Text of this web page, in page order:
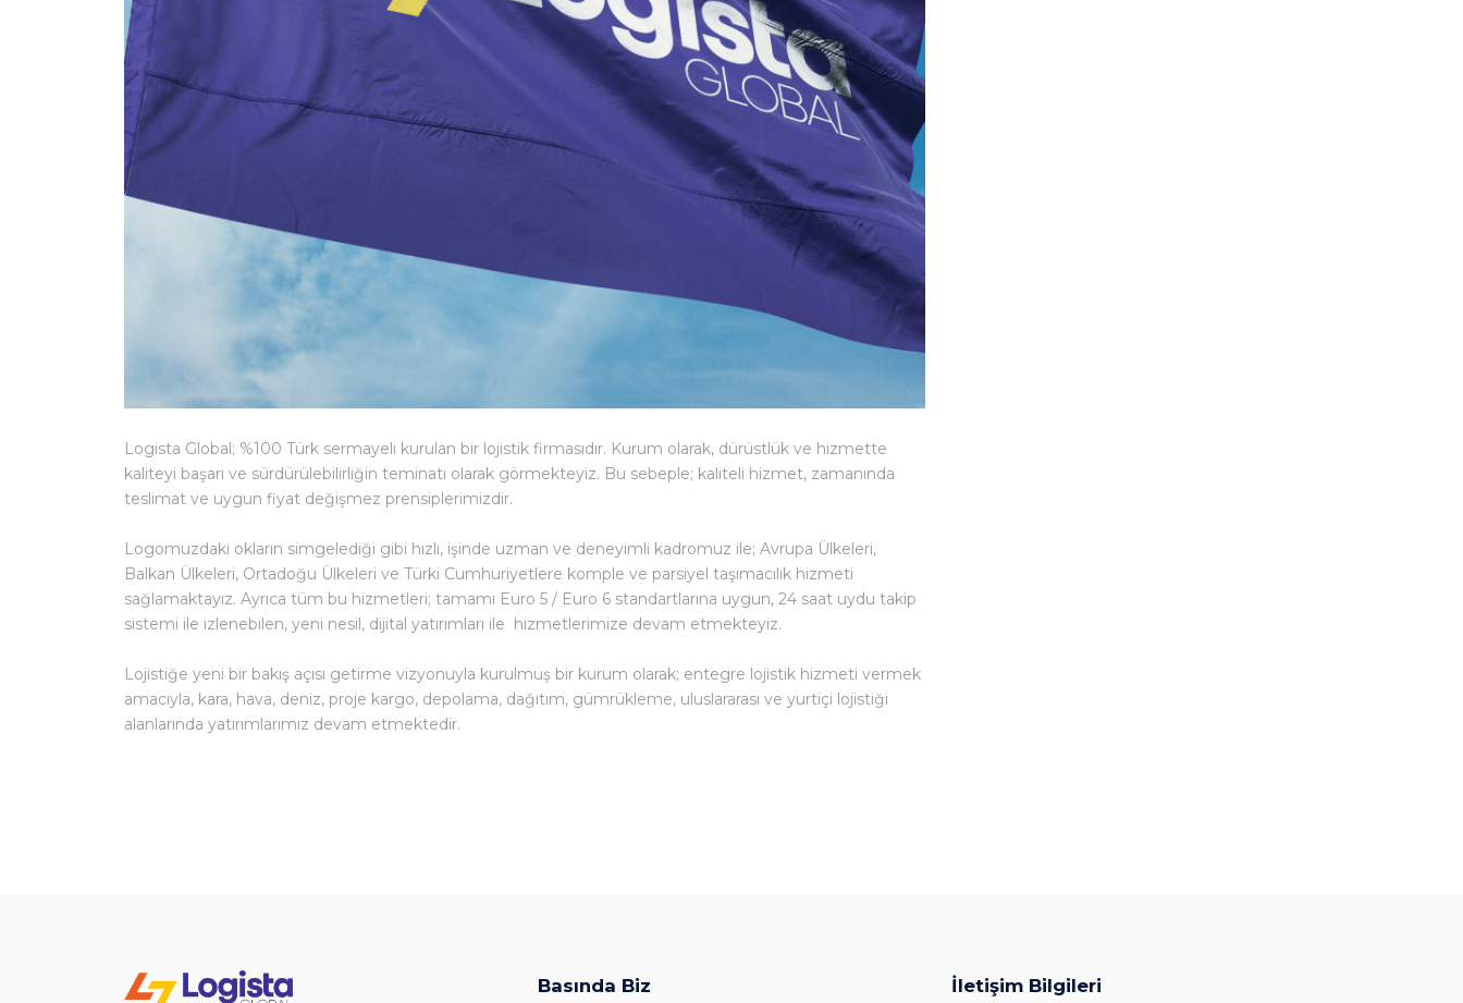
Logista Global; %100 Türk sermayeli kurulan bir lojistik firmasıdır. Kurum olarak, dürüstlük ve hizmette
kaliteyi başarı ve sürdürülebilirliğin teminatı olarak görmekteyiz. Bu sebeple; kaliteli hizmet, zamanında
teslimat ve uygun fiyat değişmez prensiplerimizdir.
Logomuzdaki okların simgelediği gibi hızlı, işinde uzman ve deneyimli kadromuz ile; Avrupa Ülkeleri,
Balkan Ülkeleri, Ortadoğu Ülkeleri ve Türki Cumhuriyetlere komple ve parsiyel taşımacılık hizmeti
sağlamaktayız. Ayrıca tüm bu hizmetleri; tamamı Euro 5 / Euro 6 standartlarına uygun, 24 saat uydu takip
sistemi ile izlenebilen, yeni nesil, dijital yatırımları ile hizmetlerimize devam etmekteyiz.
Lojistiğe yeni bir bakış açısı getirme vizyonuyla kurulmuş bir kurum olarak; entegre lojistik hizmeti vermek
amacıyla, kara, hava, deniz, proje kargo, depolama, dağıtım, gümrükleme, uluslararası ve yurtiçi lojistiği
alanlarında yatırımlarımız devam etmektedir.
Basında Biz İletişim Bilgileri